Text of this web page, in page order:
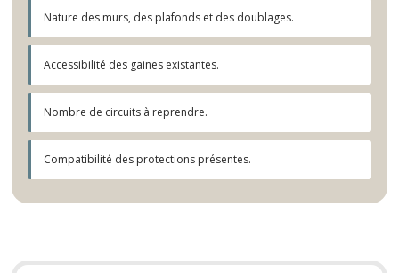
Nature des murs, des plafonds et des doublages.
Accessibilité des gaines existantes.
Nombre de circuits à reprendre.
Compatibilité des protections présentes.